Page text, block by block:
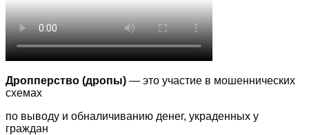
Дропперство (дропы) — это участие в мошеннических
схемах
по выводу и обналичиванию денег, украденных у
граждан